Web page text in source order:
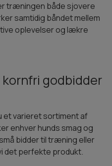
træningen både sjovere
samtidig båndet mellem
oplevelser og lækre
godbidder
et varieret sortiment af
enhver hunds smag og
bidder til træning eller
det perfekte produkt.